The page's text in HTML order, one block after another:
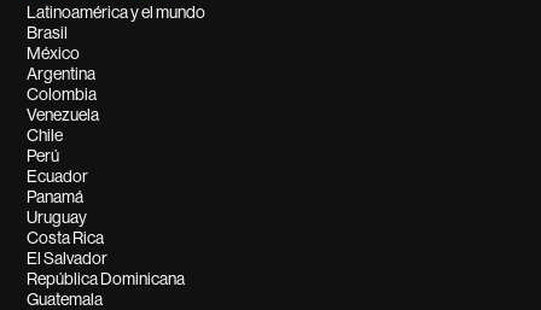
Latinoamérica y el mundo
Brasil
México
Argentina
Colombia
Venezuela
Chile
Perú
Ecuador
Panamá
Uruguay
Costa Rica
El Salvador
República Dominicana
Guatemala